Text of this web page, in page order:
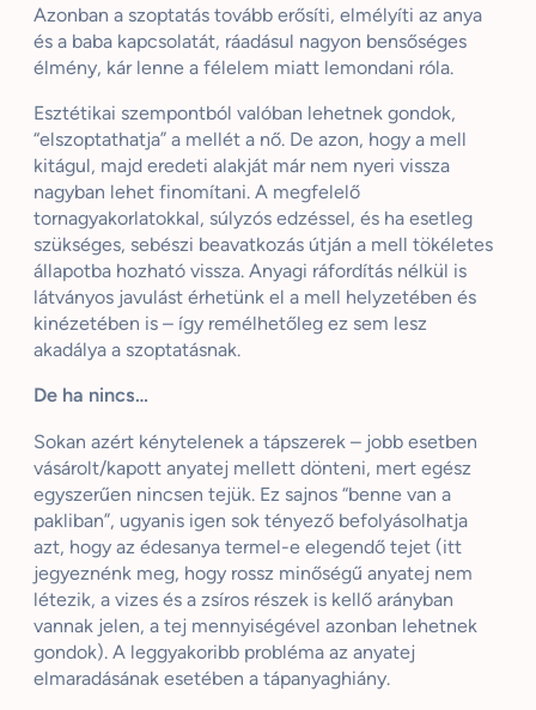
Azonban a szoptatás tovább erősíti, elmélyíti az anya
és a baba kapcsolatát, ráadásul nagyon bensőséges
élmény, kár lenne a félelem miatt lemondani róla.
Esztétikai szempontból valóban lehetnek gondok,
“elszoptathatja” a mellét a nő. De azon, hogy a mell
kitágul, majd eredeti alakját már nem nyeri vissza
nagyban lehet finomítani. A megfelelő
tornagyakorlatokkal, súlyzós edzéssel, és ha esetleg
szükséges, sebészi beavatkozás útján a mell tökéletes
állapotba hozható vissza. Anyagi ráfordítás nélkül is
látványos javulást érhetünk el a mell helyzetében és
kinézetében is – így remélhetőleg ez sem lesz
akadálya a szoptatásnak.
De ha nincs…
Sokan azért kénytelenek a tápszerek – jobb esetben
vásárolt/kapott anyatej mellett dönteni, mert egész
egyszerűen nincsen tejük. Ez sajnos “benne van a
pakliban”, ugyanis igen sok tényező befolyásolhatja
azt, hogy az édesanya termel-e elegendő tejet (itt
jegyeznénk meg, hogy rossz minőségű anyatej nem
létezik, a vizes és a zsíros részek is kellő arányban
vannak jelen, a tej mennyiségével azonban lehetnek
gondok). A leggyakoribb probléma az anyatej
elmaradásának esetében a tápanyaghiány.